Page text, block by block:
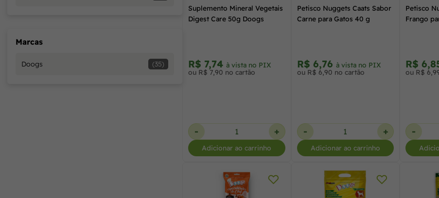
Marcas
Doogs (35)
Suplemento Mineral Vegetais
Digest Care 50g Doogs
R$ 7,74 à vista no PIX
ou R$ 7,90 no cartão
- +
Adicionar ao carrinho
Petisco Nuggets Caats Sabor
Carne para Gatos 40 g
R$ 6,76 à vista no PIX
ou R$ 6,90 no cartão
- +
Adicionar ao carrinho
Petisco
Frango
R$
ou R$
-